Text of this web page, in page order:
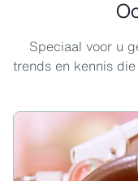
Speciaal voor u
trends en kennis